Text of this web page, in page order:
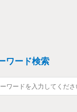
ワード検索